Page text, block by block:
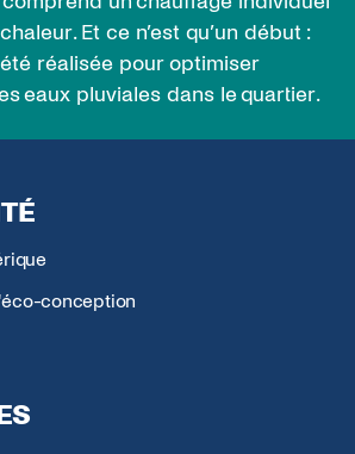
Et ce n’est qu’un début :
réalisée pour optimiser
eaux pluviales dans le quartier.
conception